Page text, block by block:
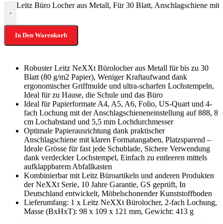
-
Leitz Büro Locher aus Metall, Für 30 Blatt, Anschlagschiene mit
In Den Warenkorb
Robuster Leitz NeXXt Bürolocher aus Metall für bis zu 30
Blatt (80 g/m2 Papier), Weniger Kraftaufwand dank
ergonomischer Griffmulde und ultra-scharfen Lochstempeln,
Ideal für zu Hause, die Schule und das Büro
Ideal für Papierformate A4, A5, A6, Folio, US-Quart und 4-
fach Lochung mit der Anschlagschieneneinstellung auf 888, 8
cm Lochabstand und 5,5 mm Lochdurchmesser
Optimale Papierausrichtung dank praktischer
Anschlagschiene mit klaren Formatangaben, Platzsparend –
Ideale Grösse für fast jede Schublade, Sichere Verwendung
dank verdeckter Lochstempel, Einfach zu entleeren mittels
aufklappbarem Abfallkasten
Kombinierbar mit Leitz Büroartikeln und anderen Produkten
der NeXXt Serie, 10 Jahre Garantie, GS geprüft, In
Deutschland entwickelt, Möbelschonender Kunststoffboden
Lieferumfang: 1 x Leitz NeXXt Bürolocher, 2-fach Lochung,
Masse (BxHxT): 98 x 109 x 121 mm, Gewicht: 413 g